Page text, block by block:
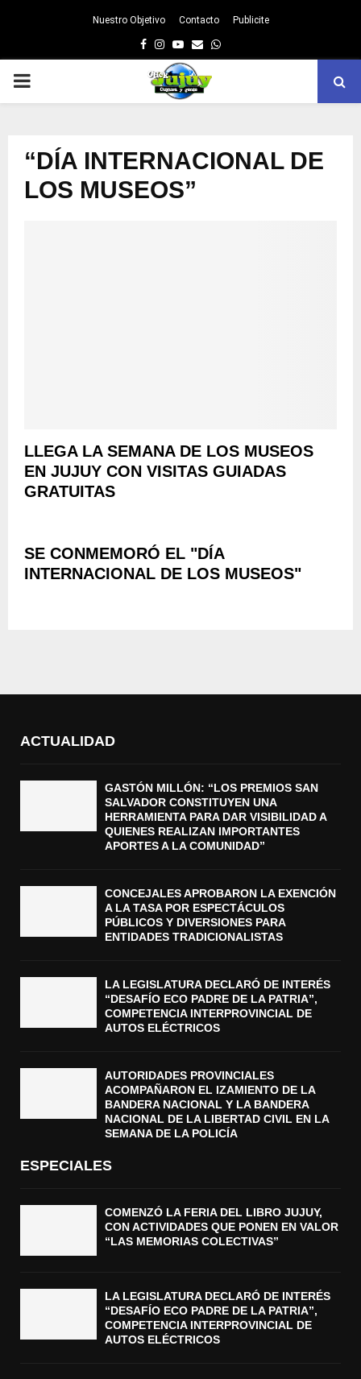
Nuestro Objetivo Contacto Publicite
Facebook
Instagram
Youtube
EmailWhatsapp
PRIMARY
“DÍA INTERNACIONAL DE
LOS MUSEOS”
LLEGA LA SEMANA DE LOS MUSEOS
EN JUJUY CON VISITAS GUIADAS
GRATUITAS
SE CONMEMORÓ EL "DÍA
INTERNACIONAL DE LOS MUSEOS"
ACTUALIDAD
GASTÓN MILLÓN: “LOS PREMIOS SAN
SALVADOR CONSTITUYEN UNA
HERRAMIENTA PARA DAR VISIBILIDAD A
QUIENES REALIZAN IMPORTANTES
APORTES A LA COMUNIDAD”
CONCEJALES APROBARON LA EXENCIÓN
A LA TASA POR ESPECTÁCULOS
PÚBLICOS Y DIVERSIONES PARA
ENTIDADES TRADICIONALISTAS
LA LEGISLATURA DECLARÓ DE INTERÉS
“DESAFÍO ECO PADRE DE LA PATRIA”,
COMPETENCIA INTERPROVINCIAL DE
AUTOS ELÉCTRICOS
AUTORIDADES PROVINCIALES
ACOMPAÑARON EL IZAMIENTO DE LA
BANDERA NACIONAL Y LA BANDERA
NACIONAL DE LA LIBERTAD CIVIL EN LA
SEMANA DE LA POLICÍA
ESPECIALES
COMENZÓ LA FERIA DEL LIBRO JUJUY,
CON ACTIVIDADES QUE PONEN EN VALOR
“LAS MEMORIAS COLECTIVAS”
LA LEGISLATURA DECLARÓ DE INTERÉS
“DESAFÍO ECO PADRE DE LA PATRIA”,
COMPETENCIA INTERPROVINCIAL DE
AUTOS ELÉCTRICOS